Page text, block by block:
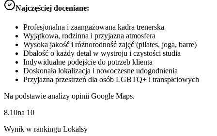
Najczęściej doceniane:
Profesjonalna i zaangażowana kadra trenerska
Wyjątkowa, rodzinna i przyjazna atmosfera
Wysoka jakość i różnorodność zajęć (pilates, joga, barre)
Dbałość o każdy detal w wystroju i czystości studia
Indywidualne podejście do potrzeb klienta
Doskonała lokalizacja i nowoczesne udogodnienia
Przyjazna przestrzeń dla osób LGBTQ+ i transpłciowych
Na podstawie analizy opinii Google Maps.
8.10na 10
Wynik w rankingu Lokalsy